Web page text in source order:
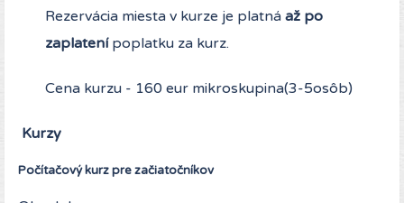
Rezervácia miesta v kurze je platná až po
zaplatenípoplatku za kurz.
Cena kurzu - 160 eur mikroskupina(3-5osôb)
Kurzy
Počítačový kurz pre začiatočníkov